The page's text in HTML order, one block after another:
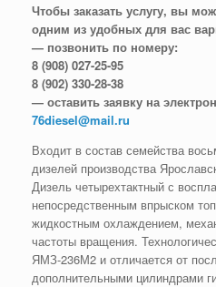
Чтобы заказать услугу, вы
одним из удобных для вас
— позвонить по номеру:
8 (908) 027-25-95
8 (902) 330-28-38
— оставить заявку на
76diesel@mail.ru
Входит в состав семейства
дизелей производства
Дизель четырехтактный с
непосредственным впрыском
жидкостным охлаждением,
частоты вращения.
ЯМЗ-236М2 и отличается от
дополнительными цилиндрами